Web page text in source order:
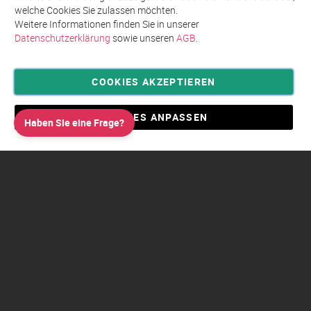
Privatsphäre und Datenschutz
Allgemeine Geschäftsbedingungen AGB
Impressum
Haben Sie eine Frage?
welche Cookies Sie zulassen möchten.
Weitere Informationen finden Sie in unserer
Datenschutzerklärung sowie unseren AGB.
COOKIES AKZEPTIEREN
COOKIES ANPASSEN